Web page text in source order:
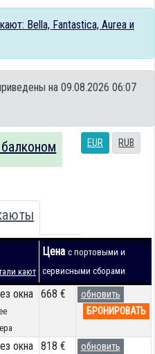
Bella, Fantastica, Aurea и
на 09.08.2026 06:07
EUR RUB
кают
Цена с портовыми и
сервисными сборами
окна
668 €
обновить
БРОНИРОВАТЬ
окна 818 € обновить